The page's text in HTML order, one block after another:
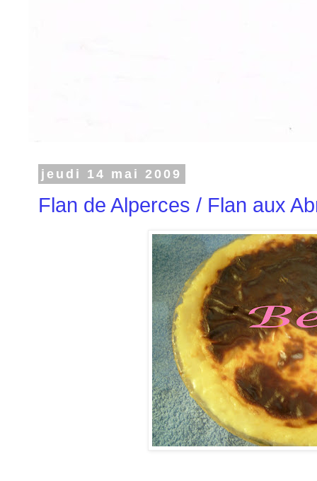
jeudi 14 mai 2009
Flan de Alperces / Flan aux